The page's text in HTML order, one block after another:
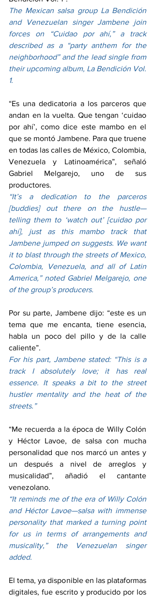
The Mexican salsa group La Bendición
and Venezuelan singer Jambene join
forces on “Cuidao por ahí,” a track
described as a “party anthem for the
neighborhood” and the lead single from
their upcoming album, La Bendición Vol.
1.
“Es una dedicatoria a los parceros que
andan en la vuelta. Que tengan ‘cuidao
por ahí’, como dice este mambo en el
que se montó Jambene. Para que truene
en todas las calles de México, Colombia,
Venezuela y Latinoamérica”, señaló
Gabriel Melgarejo, uno de sus
productores.
“It’s a dedication to the parceros
[buddies] out there on the hustle—
telling them to ‘watch out’ [cuidao por
ahí], just as this mambo track that
Jambene jumped on suggests. We want
it to blast through the streets of Mexico,
Colombia, Venezuela, and all of Latin
America,” noted Gabriel Melgarejo, one
of the group’s producers.
Por su parte, Jambene dijo: “este es un
tema que me encanta, tiene esencia,
habla un poco del pillo y de la calle
caliente”.
For his part, Jambene stated: “This is a
track I absolutely love; it has real
essence. It speaks a bit to the street
hustler mentality and the heat of the
streets.”
“Me recuerda a la época de Willy Colón
y Héctor Lavoe, de salsa con mucha
personalidad que nos marcó un antes y
un después a nivel de arreglos y
musicalidad”, añadió el cantante
venezolano.
“It reminds me of the era of Willy Colón
and Héctor Lavoe—salsa with immense
personality that marked a turning point
for us in terms of arrangements and
musicality,” the Venezuelan singer
added.
El tema, ya disponible en las plataformas
digitales, fue escrito y producido por los